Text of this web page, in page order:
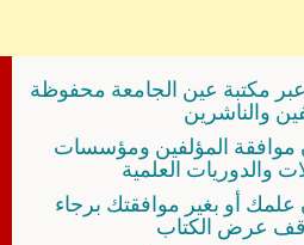
مكتبة عين الجامعة محفوظة
والناشرين
موافقة المؤلفين ومؤسسات
والدوريات العلمية
علمك أو بغير موافقتك برجاء
عرض الكتاب